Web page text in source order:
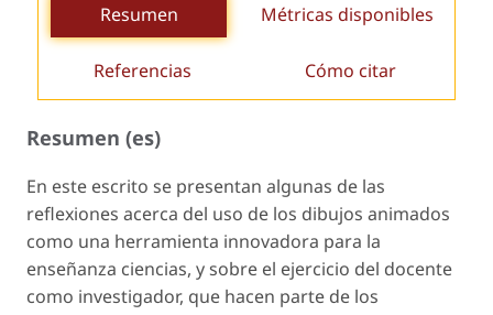
Resumen Métricas disponibles
Referencias Cómo citar
Resumen (es)
En este escrito se presentan algunas de las
reflexiones acerca del uso de los dibujos animados
como una herramienta innovadora para la
enseñanza ciencias, y sobre el ejercicio del docente
como investigador, que hacen parte de los